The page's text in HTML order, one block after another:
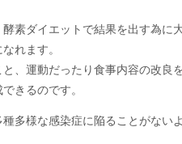
素ダイエットで結果を出す為に
れます。
、運動だったり食事内容の改良
きるのです。
多様な感染症に陥ることがない